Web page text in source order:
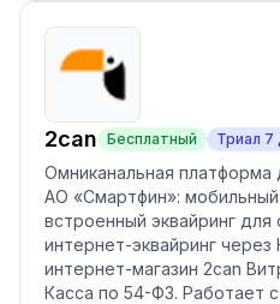
2can Бесплатный Триал 7
Омниканальная
АО «Смартфин»: мобильный
встроенный эквайринг для
интернет-эквайринг
интернет-магазин 2can
Касса по 54-ФЗ. Работает с